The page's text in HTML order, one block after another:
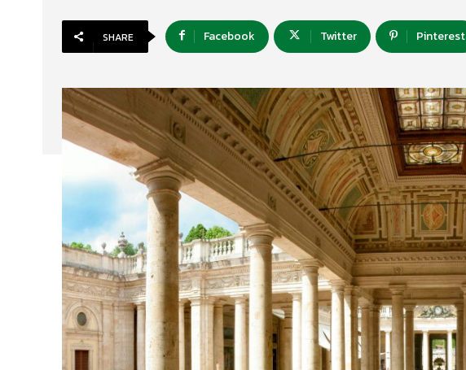
SHARE Facebook Twitter Pinterest